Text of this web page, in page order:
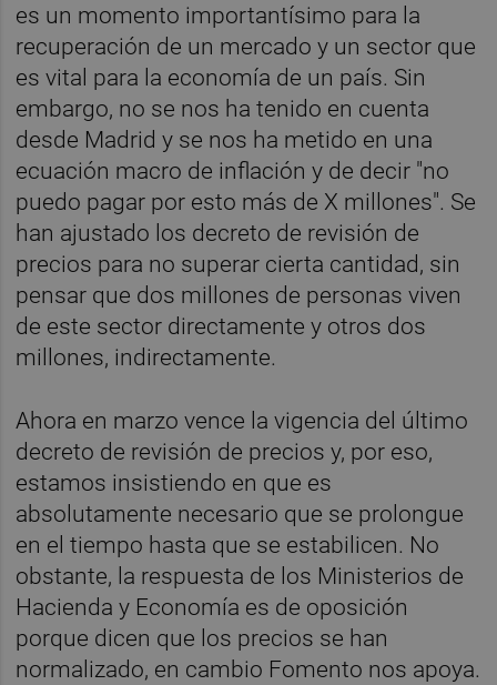
es un momento importantísimo para la
recuperación de un mercado y un sector que
es vital para la economía de un país. Sin
embargo, no se nos ha tenido en cuenta
desde Madrid y se nos ha metido en una
ecuación macro de inflación y de decir "no
puedo pagar por esto más de X millones". Se
han ajustado los decreto de revisión de
precios para no superar cierta cantidad, sin
pensar que dos millones de personas viven
de este sector directamente y otros dos
millones, indirectamente.
Ahora en marzo vence la vigencia del último
decreto de revisión de precios y, por eso,
estamos insistiendo en que es
absolutamente necesario que se prolongue
en el tiempo hasta que se estabilicen. No
obstante, la respuesta de los Ministerios de
Hacienda y Economía es de oposición
porque dicen que los precios se han
normalizado, en cambio Fomento nos apoya.